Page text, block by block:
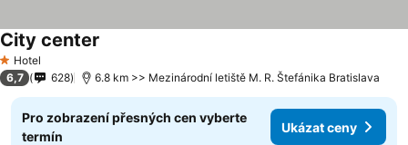
1 Počet hvězdiček
Hotel
City center
6,7 628 6.8 km >> Mezinárodní letiště M. R. Štefánika Bratislava
Pro zobrazení přesných cen vyberte
termín
Ukázat ceny